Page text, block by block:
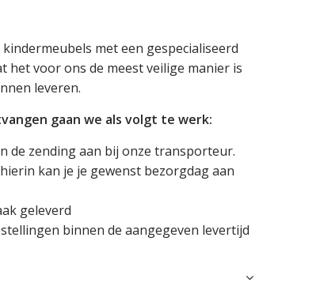
met een gespecialiseerd
voor ons de meest veilige manier is
leveren.
gaan we als volgt te werk:
de zending aan bij onze transporteur.
kan je je gewenst bezorgdag aan
geleverd
binnen de aangegeven levertijd